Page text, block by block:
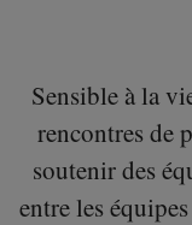
Sensible à la
rencontres de
soutenir des
entre les